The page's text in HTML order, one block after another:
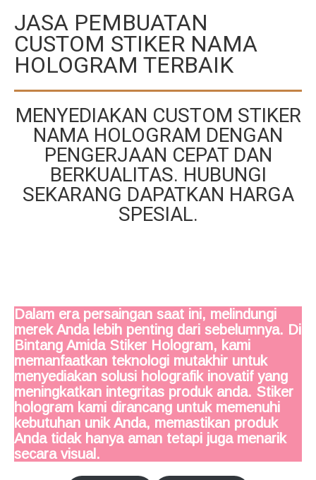
JASA PEMBUATAN
CUSTOM STIKER NAMA
HOLOGRAM TERBAIK
MENYEDIAKAN CUSTOM STIKER
NAMA HOLOGRAM DENGAN
PENGERJAAN CEPAT DAN
BERKUALITAS. HUBUNGI
SEKARANG DAPATKAN HARGA
SPESIAL.
Dalam era persaingan saat ini, melindungi
merek Anda lebih penting dari sebelumnya. Di
Bintang Amida Stiker Hologram, kami
memanfaatkan teknologi mutakhir untuk
menyediakan solusi holografik inovatif yang
meningkatkan integritas produk anda. Stiker
hologram kami dirancang untuk memenuhi
kebutuhan unik Anda, memastikan produk
Anda tidak hanya aman tetapi juga menarik
secara visual.